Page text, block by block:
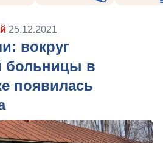
25.12.2021
вокруг
больницы в
появилась